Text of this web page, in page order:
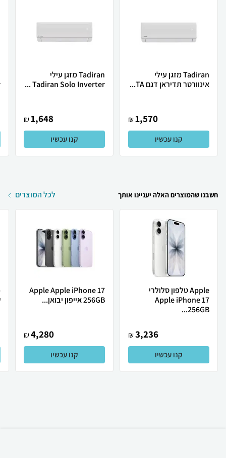
Tadiran מזגן עילי
אינוורטר תדיראן דגם TA...
1,570
₪
קנו עכשיו
Tadiran מזגן עילי
Tadiran Solo Inverter ...
1,648
₪
קנו עכשיו
חשבנו שהמוצרים האלה יעניינו אותך לכל המוצרים
Apple טלפון סלולרי
Apple iPhone 17
256GB...
3,236
₪
קנו עכשיו
Apple Apple iPhone 17
256GB אייפון יבואן...
4,280
₪
קנו עכשיו